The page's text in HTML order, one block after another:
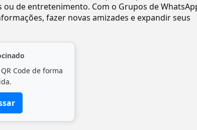
de entretenimento. Com o Grupos de
fazer novas amizades e expandir seus
Code de forma